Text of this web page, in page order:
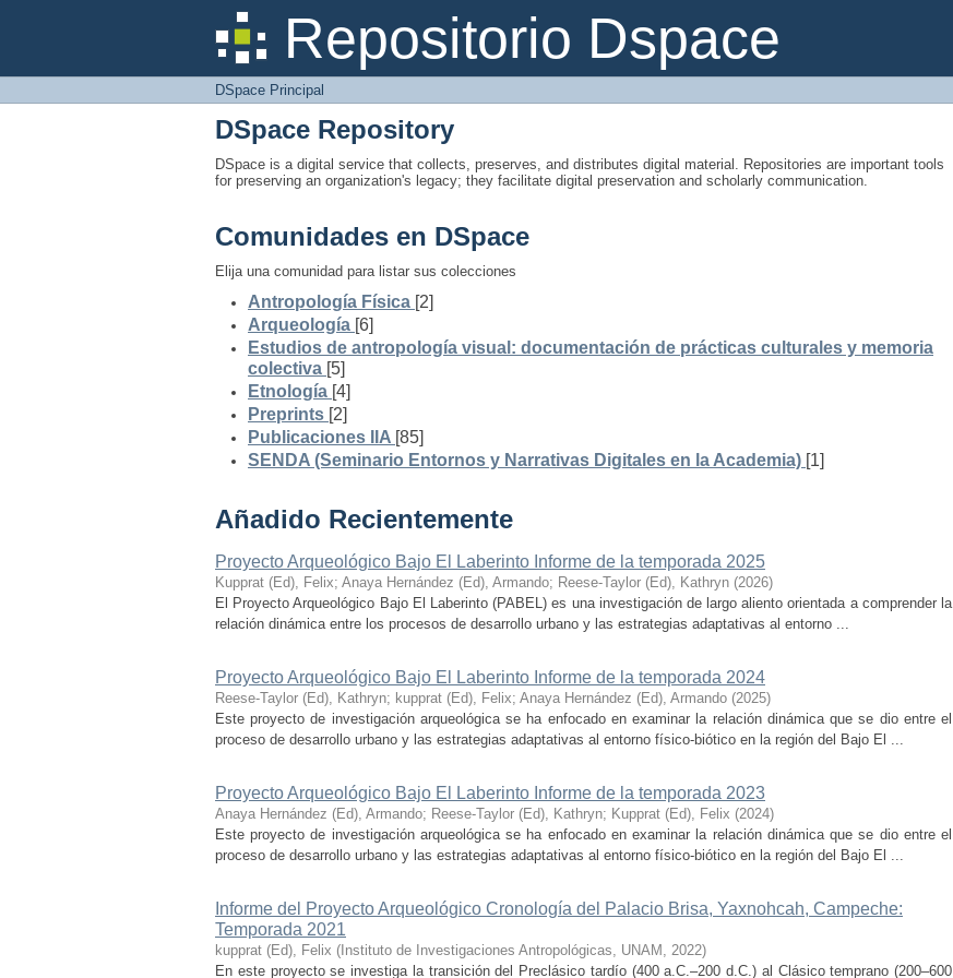
Repositorio Dspace
DSpace Principal
DSpace Principal
DSpace Repository
DSpace is a digital service that collects, preserves, and distributes digital material. Repositories are important tools
for preserving an organization's legacy; they facilitate digital preservation and scholarly communication.
Comunidades en DSpace
Elija una comunidad para listar sus colecciones
Antropología Física [2]
Arqueología [6]
Estudios de antropología visual: documentación de prácticas culturales y memoria
colectiva [5]
Etnología [4]
Preprints [2]
Publicaciones IIA [85]
SENDA (Seminario Entornos y Narrativas Digitales en la Academia) [1]
Añadido Recientemente
Proyecto Arqueológico Bajo El Laberinto Informe de la temporada 2025
Kupprat (Ed), Felix; Anaya Hernández (Ed), Armando; Reese-Taylor (Ed), Kathryn (2026)
El Proyecto Arqueológico Bajo El Laberinto (PABEL) es una investigación de largo aliento orientada a comprender la
relación dinámica entre los procesos de desarrollo urbano y las estrategias adaptativas al entorno ...
Proyecto Arqueológico Bajo El Laberinto Informe de la temporada 2024
Reese-Taylor (Ed), Kathryn; kupprat (Ed), Felix; Anaya Hernández (Ed), Armando (2025)
Este proyecto de investigación arqueológica se ha enfocado en examinar la relación dinámica que se dio entre el
proceso de desarrollo urbano y las estrategias adaptativas al entorno físico-biótico en la región del Bajo El ...
Proyecto Arqueológico Bajo El Laberinto Informe de la temporada 2023
Anaya Hernández (Ed), Armando; Reese-Taylor (Ed), Kathryn; Kupprat (Ed), Felix (2024)
Este proyecto de investigación arqueológica se ha enfocado en examinar la relación dinámica que se dio entre el
proceso de desarrollo urbano y las estrategias adaptativas al entorno físico-biótico en la región del Bajo El ...
Informe del Proyecto Arqueológico Cronología del Palacio Brisa, Yaxnohcah, Campeche:
Temporada 2021
kupprat (Ed), Felix ( Instituto de Investigaciones Antropológicas, UNAM , 2022)
En este proyecto se investiga la transición del Preclásico tardío (400 a.C.–200 d.C.) al Clásico temprano (200–600